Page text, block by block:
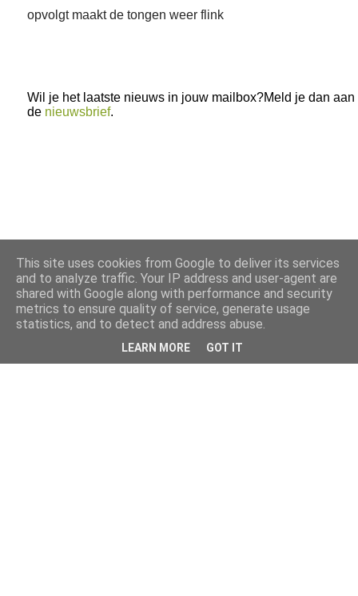
opvolgt maakt de tongen weer flink
Wil je het laatste nieuws in jouw mailbox?Meld je dan aan
de nieuwsbrief.
This site uses cookies from Google to deliver its services
and to analyze traffic. Your IP address and user-agent are
shared with Google along with performance and security
metrics to ensure quality of service, generate usage
statistics, and to detect and address abuse.
LEARN MORE GOT IT